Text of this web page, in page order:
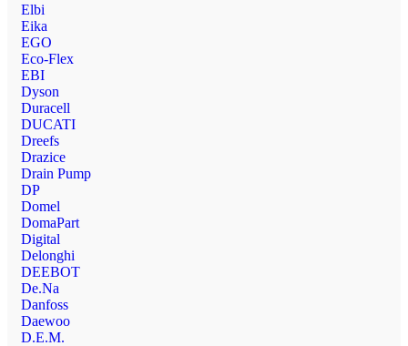
Elbi
Eika
EGO
Eco-Flex
EBI
Dyson
Duracell
DUCATI
Dreefs
Drazice
Drain Pump
DP
Domel
DomaPart
Digital
Delonghi
DEEBOT
De.Na
Danfoss
Daewoo
D.E.M.